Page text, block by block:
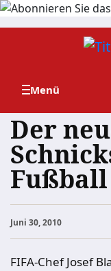
Zum
Der
Fußball
Juni 30, 2010
FIFA-Chef Josef